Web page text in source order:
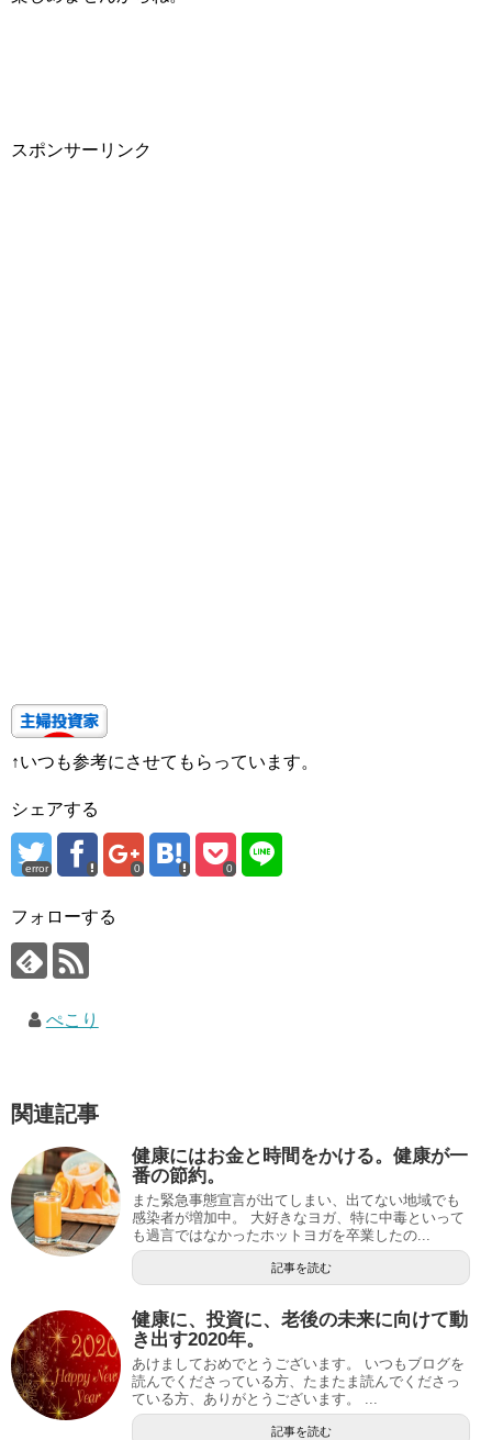
スポンサーリンク
↑いつも参考にさせてもらっています。
シェアする
error 0 0
フォローする
ぺこり
関連記事
健康にはお金と時間をかける。健康が一
番の節約。
また緊急事態宣言が出てしまい、出てない地域でも
感染者が増加中。 大好きなヨガ、特に中毒といって
も過言ではなかったホットヨガを卒業したの...
記事を読む
健康に、投資に、老後の未来に向けて動
き出す2020年。
あけましておめでとうございます。 いつもブログを
読んでくださっている方、たまたま読んでくださっ
ている方、ありがとうございます。 ...
記事を読む